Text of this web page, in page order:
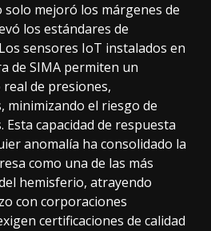
mejoró los márgenes de
los estándares de
sensores IoT instalados en
de SIMA permiten un
de presiones,
minimizando el riesgo de
capacidad de respuesta
anomalía ha consolidado la
como una de las más
hemisferio, atrayendo
con corporaciones
certificaciones de calidad